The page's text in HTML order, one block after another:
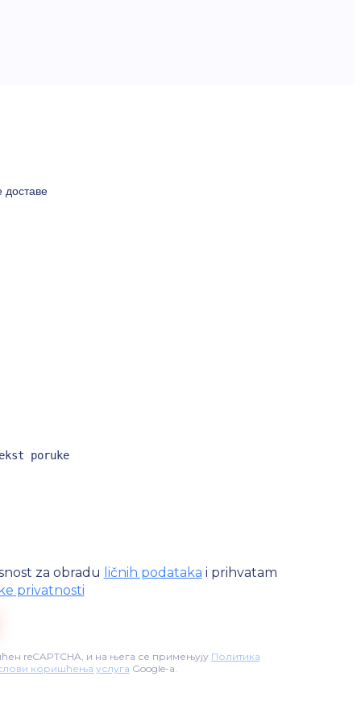
za obradu ličnih podataka i prihvatam
privatnosti
reCAPTCHA, и на њега се примењују Политика
коришћења услуга Google-а.